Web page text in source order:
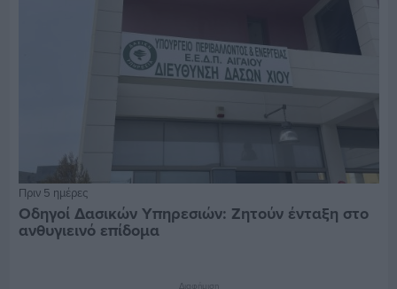
Πριν 5 ημέρες
Οδηγοί Δασικών Υπηρεσιών: Ζητούν ένταξη στο
ανθυγιεινό επίδομα
Διαφήμιση